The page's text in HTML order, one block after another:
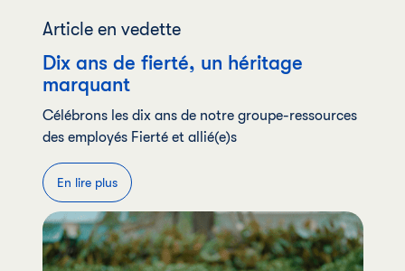
Article en vedette
Dix ans de fierté, un héritage
marquant
Célébrons les dix ans de notre groupe-ressources
des employés Fierté et allié(e)s
En lire plus